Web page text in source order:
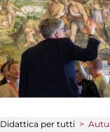
Didattica per tutti >